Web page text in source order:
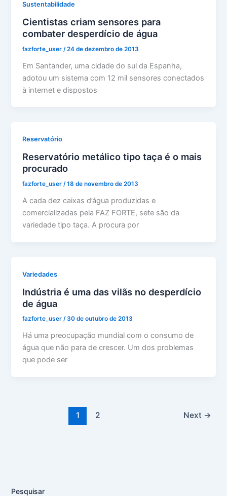
Sustentabilidade
Cientistas criam sensores para
combater desperdício de água
fazforte_user /24 de dezembro de 2013
Em Santander, uma cidade do sul da Espanha,
adotou um sistema com 12 mil sensores conectados
à internet e dispostos
Reservatório
Reservatório metálico tipo taça é o mais
procurado
fazforte_user/18 de novembro de 2013
A cada dez caixas d’água produzidas e
comercializadas pela FAZ FORTE, sete são da
variedade tipo taça. A procura por
Variedades
Indústria é uma das vilãs no desperdício
de água
fazforte_user/30 de outubro de 2013
Há uma preocupação mundial com o consumo de
água que não para de crescer. Um dos problemas
que pode ser
1 2 Next →
Pesquisar